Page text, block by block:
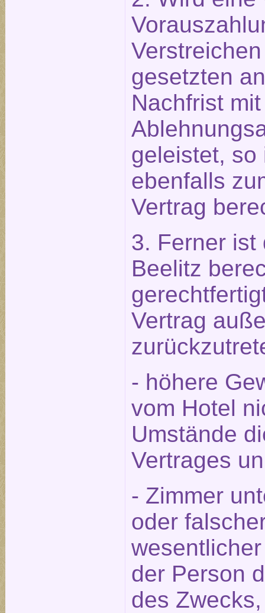
gesetzten
Nachfrist mit
geleistet, so
ebenfalls
Vertrag
3. Ferner ist
Beelitz
Vertrag
- höhere
vom Hotel
Umstände
Vertrages
- Zimmer
oder
der Person
des